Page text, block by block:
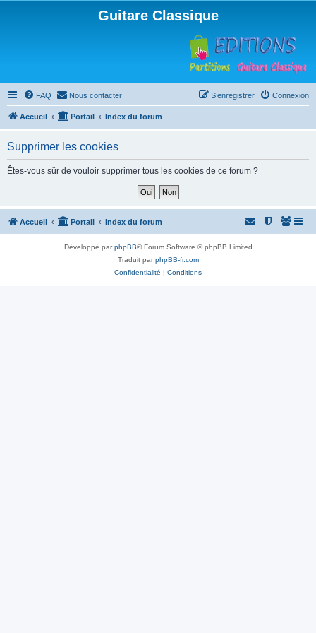
Guitare Classique
FAQ Nous contacter Connexion
S’enregistrer
Accueil Portail Index du forum
Supprimer les cookies
Êtes-vous sûr de vouloir supprimer tous les cookies de ce forum ?
Accueil Portail Index du forum
Développé parphpBB® Forum Software © phpBB Limited
Traduit parphpBB-fr.com
Confidentialité | Conditions